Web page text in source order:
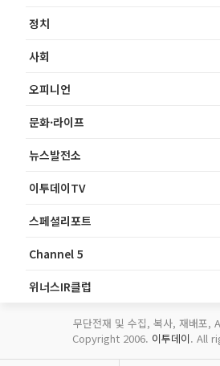
정치
사회
오피니언
문화·라이프
뉴스발전소
이투데이TV
스페셜리포트
Channel 5
위너스IR클럽
무단전재 및 수집, 복사, 재배포,
Copyright 2006. 이투데이. All